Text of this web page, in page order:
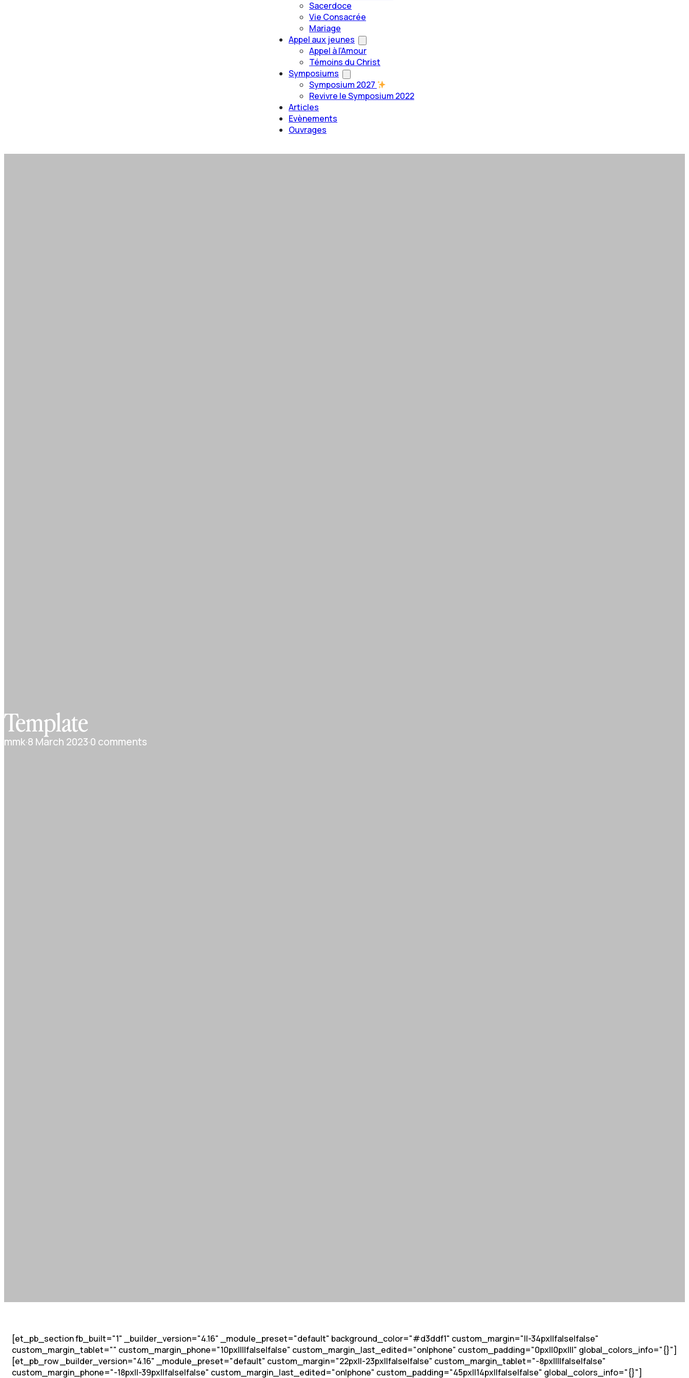
Sacerdoce
Vie Consacrée
Mariage
Appel aux jeunes
Appel à l’Amour
Témoins du Christ
Symposiums
Symposium 2027
Revivre le Symposium 2022
Articles
Evènements
Ouvrages
Template
mmk·8 March 2023·0 comments
[et_pb_section fb_built="1" _builder_version="4.16" _module_preset="default" background_color="#d3ddf1" custom_margin="||-34px||false|false"
custom_margin_tablet="" custom_margin_phone="10px||||false|false" custom_margin_last_edited="on|phone" custom_padding="0px||0px|||" global_colors_info="{}"]
[et_pb_row _builder_version="4.16" _module_preset="default" custom_margin="22px||-23px||false|false" custom_margin_tablet="-8px||||false|false"
custom_margin_phone="-18px||-39px||false|false" custom_margin_last_edited="on|phone" custom_padding="45px||14px||false|false" global_colors_info="{}"]